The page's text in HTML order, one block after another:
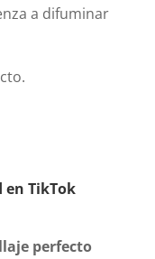
a difuminar
TikTok
perfecto